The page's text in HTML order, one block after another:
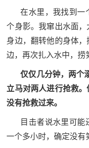
在水里，我找到一
个身影。我窜出水面
身边，翻转他的身体
边，再次扎入水中，
仅仅几分钟，两个
立马对两人进行抢救
没有抢救过来。
目击者说水里可能
一个多小时，确定没有